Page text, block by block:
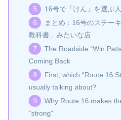
16号で「けん」を選ぶ
まとめ：16号のステー
教科書」みたいな店
The Roadside “Win
Coming Back
First, which “Route 16
usually talking about?
Why Route 16 makes
“strong”